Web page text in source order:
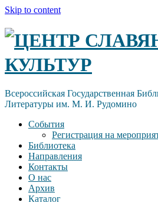
Skip to content
ЦЕНТР
КУЛЬТУР
Всероссийская Государственная
Литературы им. М. И. Рудомино
События
Регистрация на
Библиотека
Направления
Контакты
О нас
Архив
Каталог